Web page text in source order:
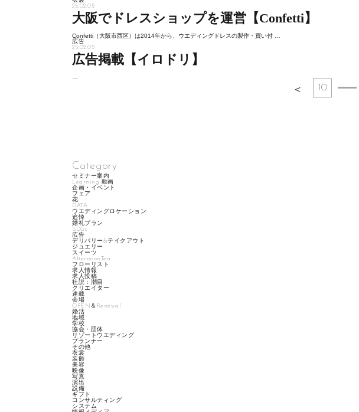
25.02.05
大阪でドレスショップを運営【Confetti】
Confetti（大阪市西区）は2014年から、ウエディングドレスの製作・買い付 …
広告
25.02.05
広告掲載【イロドリ】
＜ 10
Category
セミナー案内
Learning 動画
企画・イベント
フェア
花
DATA
ウエディングロケーション
追悼
婚礼プラン
SDGs
広告
デリバリー&テイクアウト
ジュエリー
スイーツ
AfternoonTea
フローリスト
求人情報
求人投稿
社説：潮目
クリエイター
連載
会場
OPEN＆Renewal
婚活
地域
学校
協会・団体
リゾートウエディング
プランナー
その他
衣裳
装飾
美容
映像
写真
演出
設備
ギフト
コンサルティング
システム